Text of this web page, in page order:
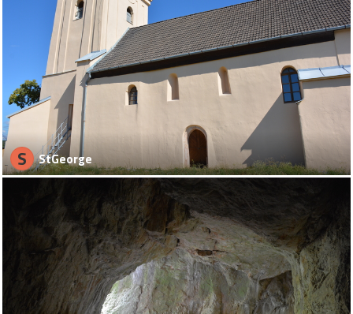
S StGeorge